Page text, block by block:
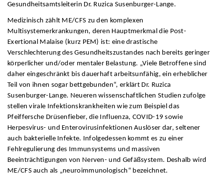
Gesundheitsamtsleiterin Dr. Ruzica Susenburger-Lange.
Medizinisch zählt ME/CFS zu den komplexen
Multisystemerkrankungen, deren Hauptmerkmal die Post-
Exertional Malaise (kurz PEM) ist: eine drastische
Verschlechterung des Gesundheitszustandes nach bereits geringer
körperlicher und/oder mentaler Belastung. „Viele Betroffene sind
daher eingeschränkt bis dauerhaft arbeitsunfähig, ein erheblicher
Teil von ihnen sogar bettgebunden“, erklärt Dr. Ruzica
Susenburger-Lange. Neueren wissenschaftlichen Studien zufolge
stellen virale Infektionskrankheiten wie zum Beispiel das
Pfeiffersche Drüsenfieber, die Influenza, COVID-19 sowie
Herpesvirus- und Enterovirusinfektionen Auslöser dar, seltener
auch bakterielle Infekte. Infolgedessen kommt es zu einer
Fehlregulierung des Immunsystems und massiven
Beeinträchtigungen von Nerven- und Gefäßsystem. Deshalb wird
ME/CFS auch als „neuroimmunologisch“ bezeichnet.